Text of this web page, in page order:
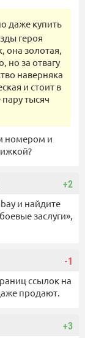
даже купить
героя
она золотая,
но за отвагу
наверняка
и стоит в
тысяч
номером и
+2
и найдите
заслуги»,
-1
ссылок на
продают.
+3